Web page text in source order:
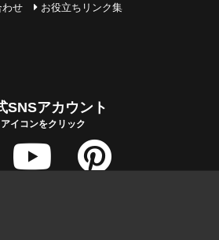
わせ お役立ちリンク集
SNSアカウント
アイコンをクリック